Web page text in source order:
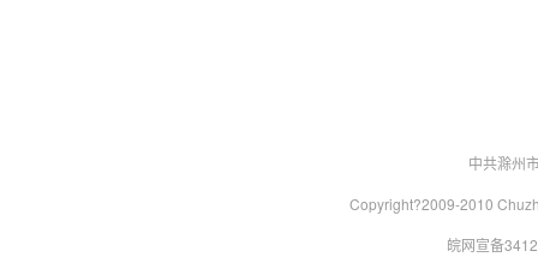
中共滁州
Copyright?2009-2010
皖网宣备